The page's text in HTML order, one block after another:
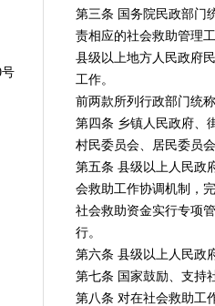
第三条 国务院民政部门
责相应的社会救助管理
县级以上地方人民政府
工作。
前两款所列行政部门统
第四条 乡镇人民政府、
村民委员会、居民委员
第五条 县级以上人民政
会救助工作协调机制，
社会救助资金实行专项
行。
第六条 县级以上人民政
第七条 国家鼓励、支持
第八条 对在社会救助工